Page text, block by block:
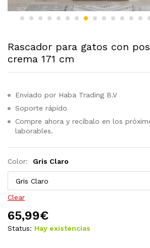
Rascador para gatos con
crema 171 cm
Enviado por Haba Trading B.V
Soporte rápido
Compre ahora y recíbalo en los
laborables.
Color: Gris Claro
Clear
65,99€
Status: Hay existencias